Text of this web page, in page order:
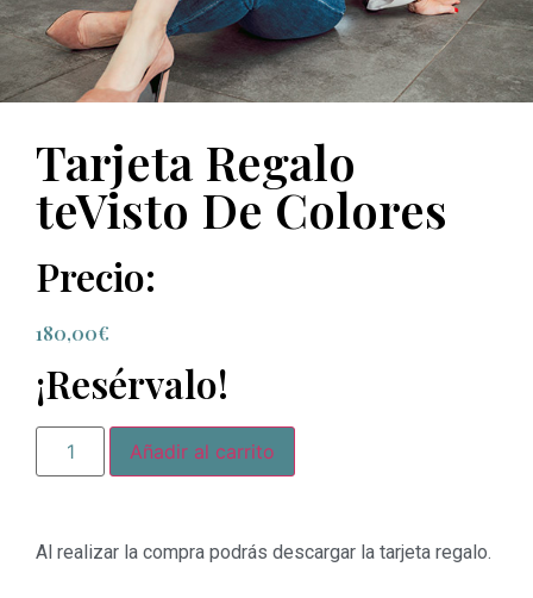
Tarjeta Regalo
teVisto De Colores
Precio:
180,00€
¡Resérvalo!
Añadir al carrito
Al realizar la compra podrás descargar la tarjeta regalo.